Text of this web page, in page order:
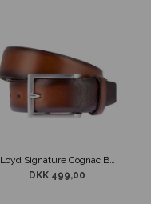
LLoyd Signature Cognac Bælte
DKK 499,00